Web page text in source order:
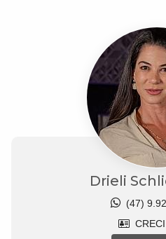
Drieli
(47)